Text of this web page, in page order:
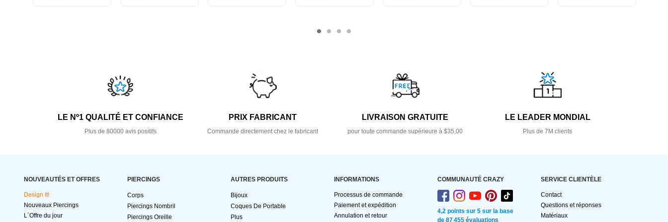
LE Nº1 QUALITÉ ET CONFIANCE
Plus de 80000 avis positifs
PRIX FABRICANT
Commande directement chez le fabricant
LIVRAISON GRATUITE
pour toute commande supérieure à $35,00
LE LEADER MONDIAL
Plus de 7M clients
NOUVEAUTÉS ET OFFRES
Design It!
Nouveaux Piercings
L´Offre du jour
PIERCINGS
Corps
Piercings Nombril
Piercings Oreille
AUTRES PRODUITS
Bijoux
Coques De Portable
Plus
INFORMATIONS
Processus de commande
Paiement et expédition
Annulation et retour
COMMUNAUTÉ CRAZY
4,2 points sur 5 sur la base
de 87 455 évaluations
SERVICE CLIENTÈLE
Contact
Questions et réponses
Matériaux